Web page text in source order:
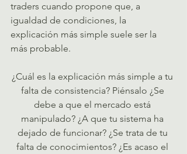
traders cuando propone que, a
igualdad de condiciones, la
explicación más simple suele ser la
más probable.
¿Cuál es la explicación más simple a tu
falta de consistencia? Piénsalo ¿Se
debe a que el mercado está
manipulado? ¿A que tu sistema ha
dejado de funcionar? ¿Se trata de tu
falta de conocimientos? ¿Es acaso el